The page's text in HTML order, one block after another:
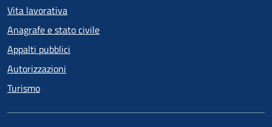
Vita lavorativa
Anagrafe e stato civile
Appalti pubblici
Autorizzazioni
Turismo